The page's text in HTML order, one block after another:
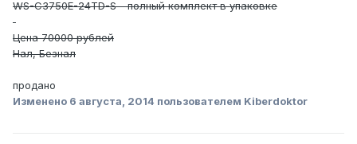
WS-C3750E-24TD-S - полный комплект в упаковке
Цена 70000 рублей
Нал, Безнал
продано
Изменено 6 августа, 2014 пользователем Kiberdoktor